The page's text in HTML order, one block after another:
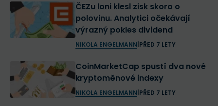
ČEZu loni klesl zisk skoro o
polovinu. Analytici očekávají
výrazný pokles dividend
NIKOLA ENGELMANN PŘED 7 LETY
CoinMarketCap spustí dva nové
kryptoměnové indexy
NIKOLA ENGELMANN PŘED 7 LETY